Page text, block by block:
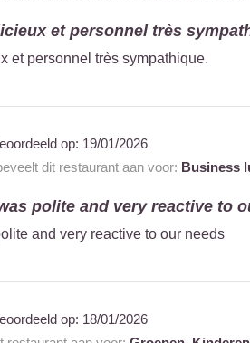
et personnel très
et personnel très sympathique.
op: 19/01/2026
dit restaurant aan voor: Business
polite and very reactive to
and very reactive to our needs
op: 18/01/2026